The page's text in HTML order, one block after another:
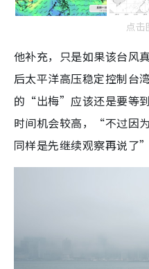
点击
他补充，只是如果该台风
后太平洋高压稳定控制台
的“出梅”应该还是要等
时间机会较高，“不过因
同样是先继续观察再说了”